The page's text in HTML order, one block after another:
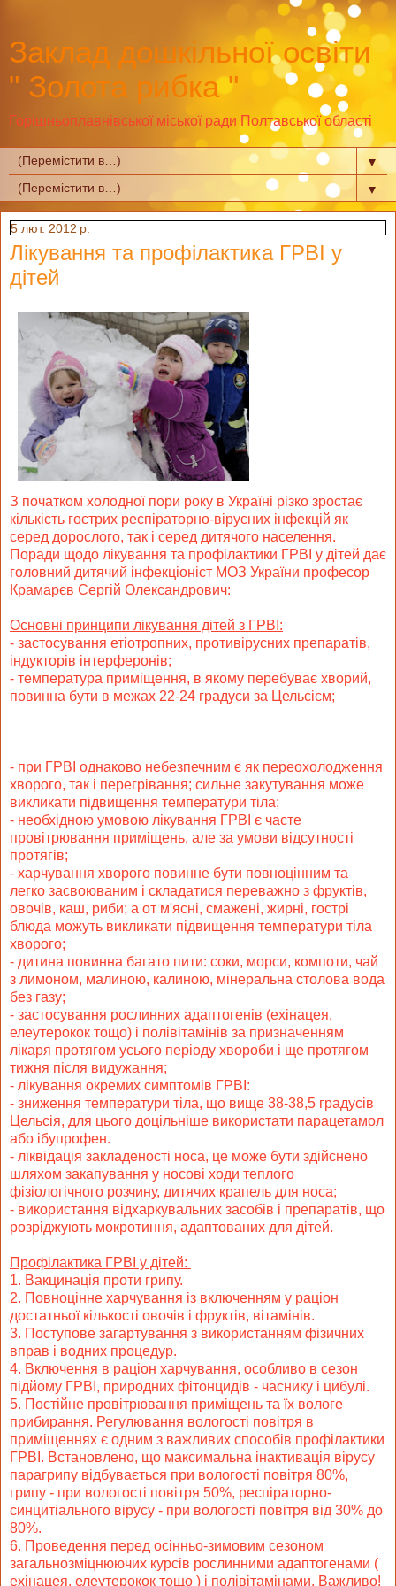
Заклад дошкільної освіти
" Золота рибка "
Горішньоплавнівської міської ради Полтавської області
▼
▼
5 лют. 2012 р.
Лікування та профілактика ГРВІ у
дітей
З початком холодної пори року в Україні різко зростає
кількість гострих респіраторно-вірусних інфекцій як
серед дорослого, так і серед дитячого населення.
Поради щодо лікування та профілактики ГРВІ у дітей дає
головний дитячий інфекціоніст МОЗ України професор
Крамарєв Сергій Олександрович:
Основні принципи лікування дітей з ГРВІ:
- застосування етіотропних, противірусних препаратів,
індукторів інтерферонів;
- температура приміщення, в якому перебуває хворий,
повинна бути в межах 22-24 градуси за Цельсієм;
- при ГРВІ однаково небезпечним є як переохолодження
хворого, так і перегрівання; сильне закутування може
викликати підвищення температури тіла;
- необхідною умовою лікування ГРВІ є часте
провітрювання приміщень, але за умови відсутності
протягів;
- харчування хворого повинне бути повноцінним та
легко засвоюваним і складатися переважно з фруктів,
овочів, каш, риби; а от м'ясні, смажені, жирні, гострі
блюда можуть викликати підвищення температури тіла
хворого;
- дитина повинна багато пити: соки, морси, компоти, чай
з лимоном, малиною, калиною, мінеральна столова вода
без газу;
- застосування рослинних адаптогенів (ехінацея,
елеутерокок тощо) і полівітамінів за призначенням
лікаря протягом усього періоду хвороби і ще протягом
тижня після видужання;
- лікування окремих симптомів ГРВІ:
- зниження температури тіла, що вище 38-38,5 градусів
Цельсія, для цього доцільніше використати парацетамол
або ібупрофен.
- ліквідація закладеності носа, це може бути здійснено
шляхом закапування у носові ходи теплого
фізіологічного розчину, дитячих крапель для носа;
- використання відхаркувальних засобів і препаратів, що
розріджують мокротиння, адаптованих для дітей.
Профілактика ГРВІ у дітей:
1. Вакцинація проти грипу.
2. Повноцінне харчування із включенням у раціон
достатньої кількості овочів і фруктів, вітамінів.
3. Поступове загартування з використанням фізичних
вправ і водних процедур.
4. Включення в раціон харчування, особливо в сезон
підйому ГРВІ, природних фітонцидів - часнику і цибулі.
5. Постійне провітрювання приміщень та їх вологе
прибирання. Регулювання вологості повітря в
приміщеннях є одним з важливих способів профілактики
ГРВІ. Встановлено, що максимальна інактивація вірусу
парагрипу відбувається при вологості повітря 80%,
грипу - при вологості повітря 50%, респіраторно-
синцитіального вірусу - при вологості повітря від 30% до
80%.
6. Проведення перед осінньо-зимовим сезоном
загальнозміцнюючих курсів рослинними адаптогенами (
ехінацея, елеутерокок тощо ) і полівітамінами. Важливо!